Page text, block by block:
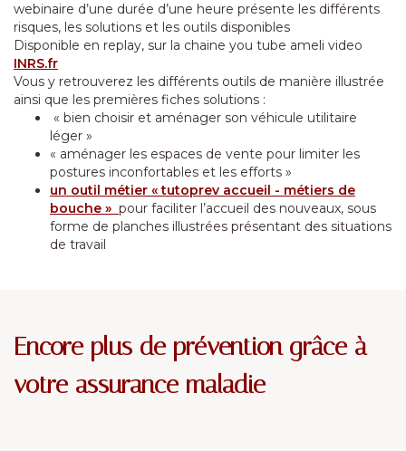
webinaire d’une durée d’une heure présente les différents
risques, les solutions et les outils disponibles
Disponible en replay, sur la chaine you tube ameli video
INRS.fr
Vous y retrouverez les différents outils de manière illustrée
ainsi que les premières fiches solutions :
« bien choisir et aménager son véhicule utilitaire
léger »
« aménager les espaces de vente pour limiter les
postures inconfortables et les efforts »
un outil métier « tutoprev accueil - métiers de
bouche » pour faciliter l’accueil des nouveaux, sous
forme de planches illustrées présentant des situations
de travail
Encore plus de prévention grâce à
votre assurance maladie